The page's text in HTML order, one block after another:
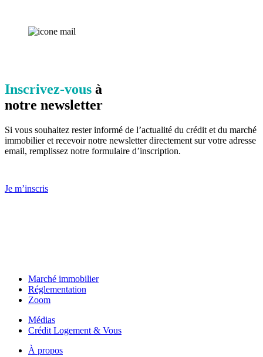
Inscrivez-vous à
notre newsletter
Si vous souhaitez rester informé de l’actualité du crédit et du marché
immobilier et recevoir notre newsletter directement sur votre adresse
email, remplissez notre formulaire d’inscription.
Je m’inscris
Marché immobilier
Réglementation
Zoom
Médias
Crédit Logement & Vous
À propos